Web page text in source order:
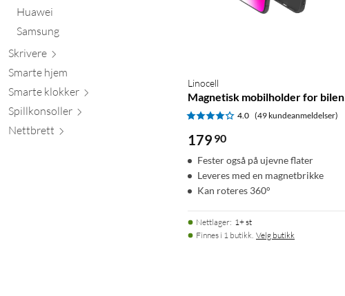
Huawei
Samsung
Skrivere
Smarte hjem
Smarte klokker
Spillkonsoller
Nettbrett
Linocell
Magnetisk mobilholder for bilen
4.0 (49 kundeanmeldelser)
179 90
Fester også på ujevne flater
Leveres med en magnetbrikke
Kan roteres 360°
Nettlager: 1+ st
Finnes i 1 butikk. Velg butikk